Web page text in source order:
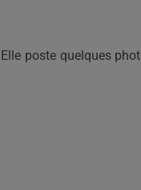
Elle poste quelques